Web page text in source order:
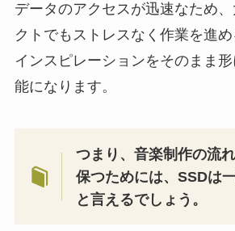
データのアクセスが迅速なため
クトでもストレスなく作業を進め
インスピレーションをそのまま
能になります。
つまり、音楽制作の流
保つためには、SSDは
と言えるでしょう。